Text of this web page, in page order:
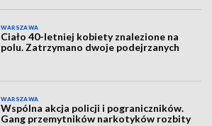
WARSZAWA
Ciało 40-letniej kobiety znalezione na
polu. Zatrzymano dwoje podejrzanych
WARSZAWA
Wspólna akcja policji i pograniczników.
Gang przemytników narkotyków rozbity